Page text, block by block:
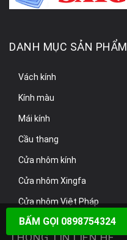
DANH MỤC SẢN PHẨM
Vách kính
Kính màu
Mái kính
Cầu thang
Cửa nhôm kính
Cửa nhôm Xingfa
Cửa nhôm Việt Pháp
BẤM GỌI 0898754324